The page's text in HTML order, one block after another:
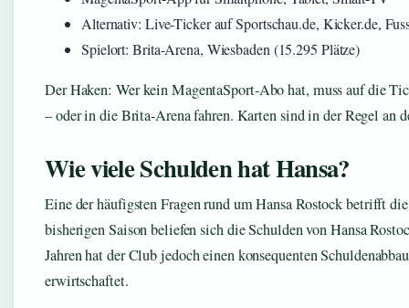
Alternativ: Live-Ticker auf Sportschau.de, Kicker.de,
Spielort: Brita-Arena, Wiesbaden (15.295 Plätze)
Der Haken: Wer kein MagentaSport-Abo hat, muss auf die
– oder in die Brita-Arena fahren. Karten sind in der Regel an
Wie viele Schulden hat Hansa?
Eine der häufigsten Fragen rund um Hansa Rostock betrifft
bisherigen Saison beliefen sich die Schulden von Hansa
Jahren hat der Club jedoch einen konsequenten
erwirtschaftet.